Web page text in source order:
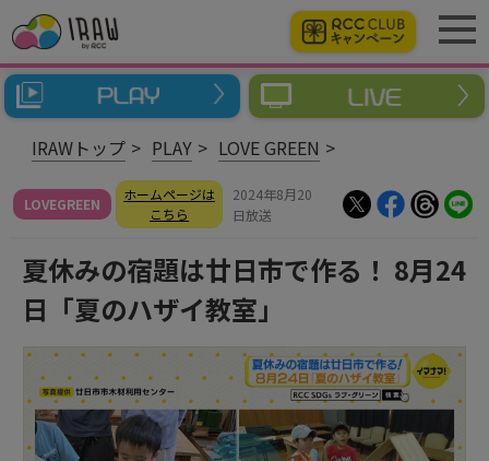
IRAWトップ PLAY LOVE GREEN
LOVEGREEN
ホームページは
こちら
2024年8月20
日放送
夏休みの宿題は廿日市で作る！ 8月24
日「夏のハザイ教室」